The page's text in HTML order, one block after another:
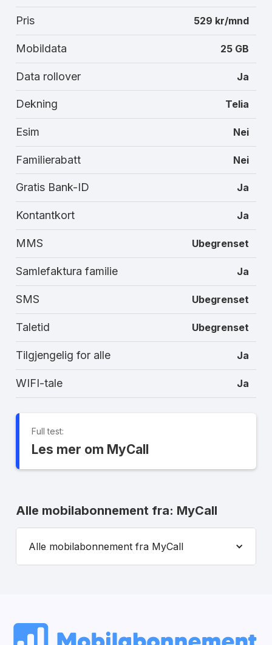
Pris 529 kr/mnd
Mobildata 25 GB
Data rollover Ja
Dekning Telia
Esim Nei
Familierabatt Nei
Gratis Bank-ID Ja
Kontantkort Ja
MMS Ubegrenset
Samlefaktura familie Ja
SMS Ubegrenset
Taletid Ubegrenset
Tilgjengelig for alle Ja
WIFI-tale Ja
Full test:
Les mer om MyCall
Alle mobilabonnement fra: MyCall
Alle mobilabonnement fra MyCall